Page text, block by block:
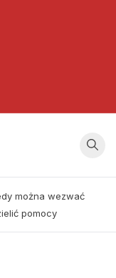
można wezwać
pomocy